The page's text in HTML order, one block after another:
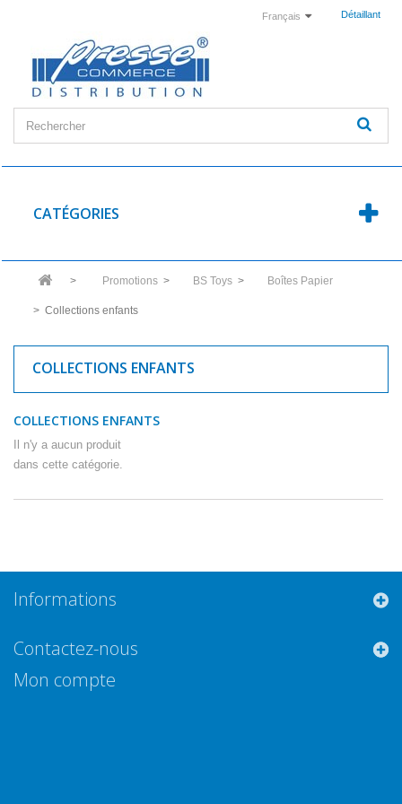
Détaillant
Français
CATÉGORIES
> Promotions > BS Toys > Boîtes Papier
> Collections enfants
COLLECTIONS ENFANTS
COLLECTIONS ENFANTS
Il n'y a aucun produit
dans cette catégorie.
Informations
Contactez-nous
Mon compte